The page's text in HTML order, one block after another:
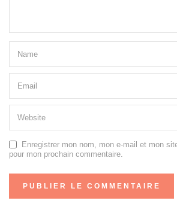
Enregistrer mon nom, mon e-mail et mon
pour mon prochain commentaire.